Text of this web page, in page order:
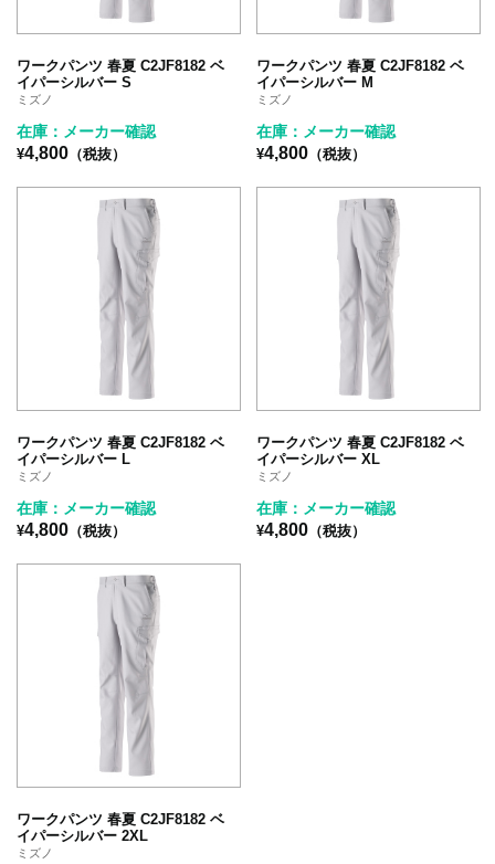
ワークパンツ 春夏 C2JF8182 ベ
イパーシルバー S
ミズノ
在庫：メーカー確認
¥4,800 （税抜）
ワークパンツ 春夏 C2JF8182 ベ
イパーシルバー M
ミズノ
在庫：メーカー確認
¥4,800 （税抜）
ワークパンツ 春夏 C2JF8182 ベ
イパーシルバー L
ミズノ
在庫：メーカー確認
¥4,800 （税抜）
ワークパンツ 春夏 C2JF8182 ベ
イパーシルバー XL
ミズノ
在庫：メーカー確認
¥4,800 （税抜）
ワークパンツ 春夏 C2JF8182 ベ
イパーシルバー 2XL
ミズノ